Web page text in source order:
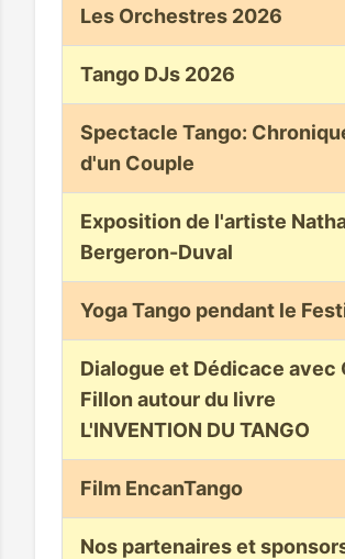
Les Orchestres 2026
Tango DJs 2026
Spectacle Tango:
d'un Couple
Exposition de l'artiste
Bergeron-Duval
Yoga Tango pendant le
Dialogue et Dédicace avec
Fillon autour du livre
L'INVENTION DU TANGO
Film EncanTango
Nos partenaires et